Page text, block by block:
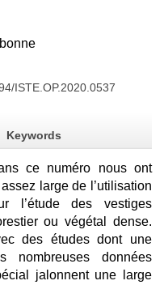
ISTE.OP.2020.0537
Keywords
ce numéro nous ont
large de l’utilisation
l’étude des vestiges
ou végétal dense.
des études dont une
nombreuses données
jalonnent une large